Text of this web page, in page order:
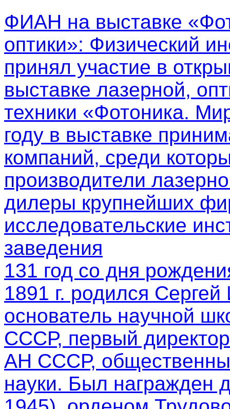
ФИАН на выставке
оптики»: Физический
принял участие в
выставке лазерной,
техники «Фотоника.
году в выставке
компаний, среди
производители
дилеры крупнейших
исследовательские
заведения
131 год со дня
1891 г. родился
основатель научной
СССР, первый
АН СССР,
науки. Был награжден